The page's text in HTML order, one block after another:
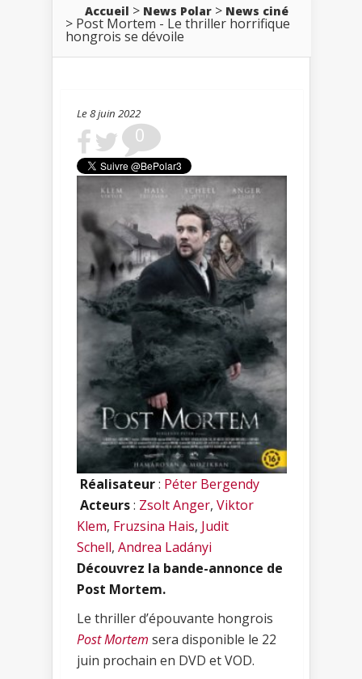
Accueil > News Polar > News ciné
> Post Mortem - Le thriller horrifique
hongrois se dévoile
Le 8 juin 2022
0
Réalisateur: Péter Bergendy
Acteurs: Zsolt Anger, Viktor
Klem, Fruzsina Hais, Judit
Schell, Andrea Ladányi
Découvrez la bande-annonce de
Post Mortem.
Le thriller d’épouvante hongrois
Post Mortem sera disponible le 22
juin prochain en DVD et VOD.